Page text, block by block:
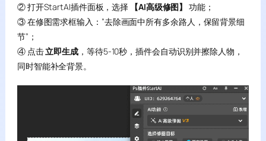
② 打开StartAI插件面板，选择 【AI高级修图】 功能；
③ 在修图需求框输入：”去除画面中所有多余路人，保留背景细
节”；
④ 点击立即生成 ，等待5-10秒，插件会自动识别并擦除人物，
同时智能补全背景。